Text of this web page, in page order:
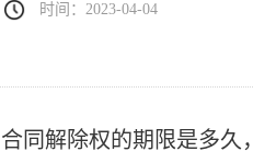
时间：2023-04-04
合同解除权的期限是多久